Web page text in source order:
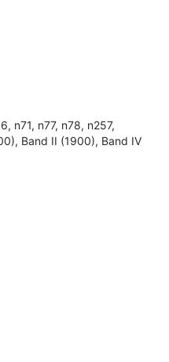
n71, n77, n78, n257,
Band II (1900), Band IV